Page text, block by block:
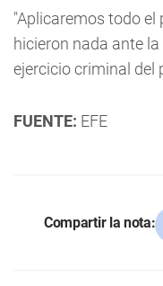
"Aplicaremos todo el
hicieron nada ante
ejercicio criminal del
FUENTE: EFE
Compartir la nota: